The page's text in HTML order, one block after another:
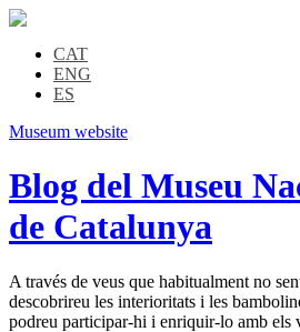
CAT
ENG
ES
Museum website
Blog del Museu
de Catalunya
A través de veus que habitualment no
descobrireu les interioritats i les
podreu participar-hi i enriquir-lo amb els